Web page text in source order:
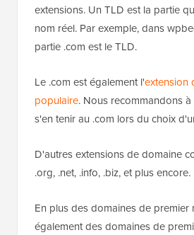
extensions. Un TLD est la partie
nom réel. Par exemple, dans
partie .com est le TLD.
Le .com est également l'extension
populaire. Nous recommandons
s'en tenir au .com lors du choix
D'autres extensions de domaine
.org, .net, .info, .biz, et plus encore.
En plus des domaines de premier
également des domaines de